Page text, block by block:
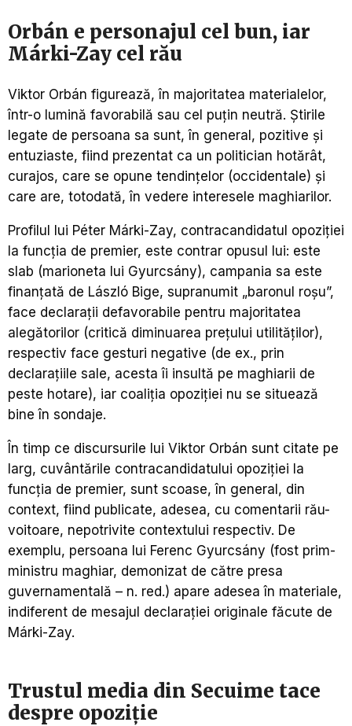
Orbán e personajul cel bun, iar
Márki-Zay cel rău
Viktor Orbán figurează, în majoritatea materialelor,
într-o lumină favorabilă sau cel puțin neutră. Știrile
legate de persoana sa sunt, în general, pozitive și
entuziaste, fiind prezentat ca un politician hotărât,
curajos, care se opune tendințelor (occidentale) și
care are, totodată, în vedere interesele maghiarilor.
Profilul lui Péter Márki-Zay, contracandidatul opoziției
la funcția de premier, este contrar opusul lui: este
slab (marioneta lui Gyurcsány), campania sa este
finanțată de László Bige, supranumit „baronul roșu”,
face declarații defavorabile pentru majoritatea
alegătorilor (critică diminuarea prețului utilităților),
respectiv face gesturi negative (de ex., prin
declarațiile sale, acesta îi insultă pe maghiarii de
peste hotare), iar coaliția opoziției nu se situează
bine în sondaje.
În timp ce discursurile lui Viktor Orbán sunt citate pe
larg, cuvântările contracandidatului opoziției la
funcția de premier, sunt scoase, în general, din
context, fiind publicate, adesea, cu comentarii rău-
voitoare, nepotrivite contextului respectiv. De
exemplu, persoana lui Ferenc Gyurcsány (fost prim-
ministru maghiar, demonizat de către presa
guvernamentală – n. red.) apare adesea în materiale,
indiferent de mesajul declarației originale făcute de
Márki-Zay.
Trustul media din Secuime tace
despre opoziție